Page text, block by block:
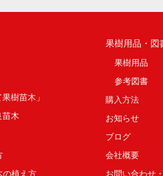
樹苗木」
苗木
の植え方
果樹用品・図
果樹用品
参考図書
購入方法
お知らせ
ブログ
会社概要
お問い合わせ